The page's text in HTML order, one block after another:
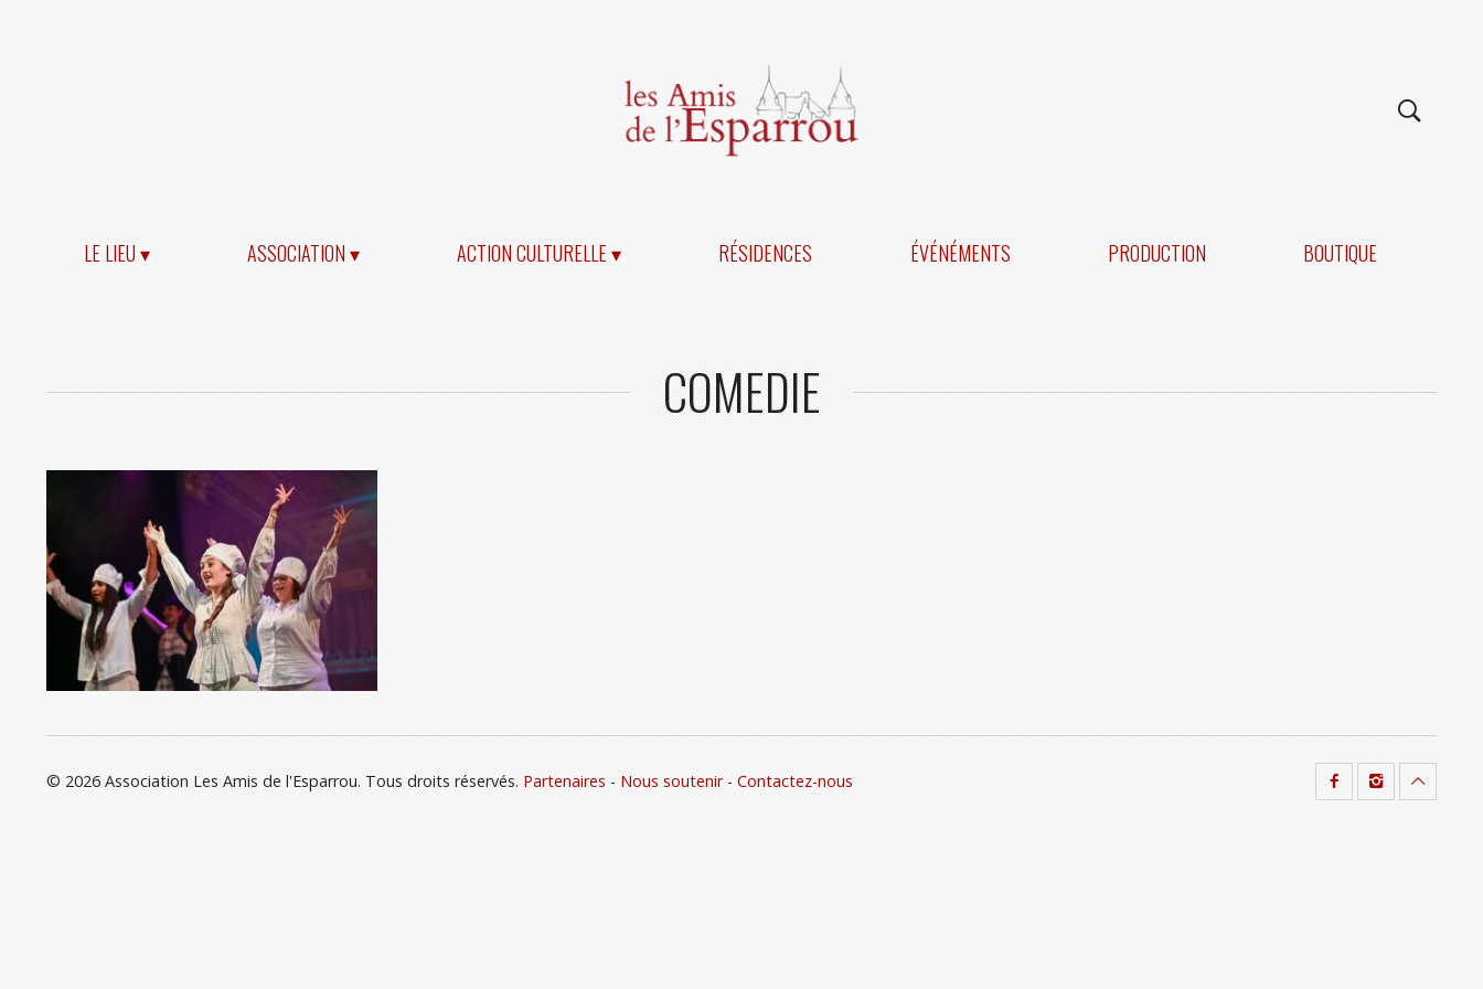
LE LIEU ▾ ASSOCIATION ▾ ACTION CULTURELLE ▾ RÉSIDENCES ÉVÉNÉMENTS PRODUCTION BOUTIQUE
COMEDIE
© 2026 Association Les Amis de l'Esparrou. Tous droits réservés. Partenaires - Nous soutenir- Contactez-nous